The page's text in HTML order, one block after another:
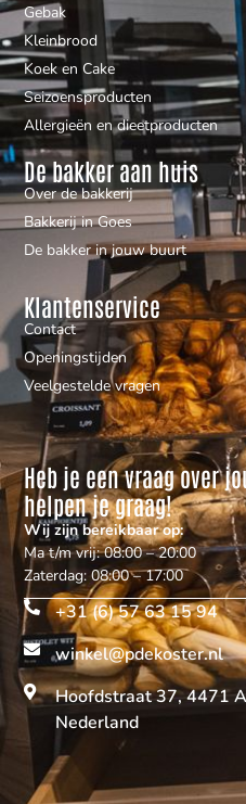
Gebak
Kleinbrood
Koek en Cake
Seizoensproducten
Allergieën en dieetproducten
De bakker aan huis
Over de bakkerij
Bakkerij in Goes
De bakker in jouw buurt
Klantenservice
Contact
Openingstijden
Veelgestelde vragen
Heb je een vraag over
helpen je graag!
Wij zijn bereikbaar op:
Ma t/m vrij: 08:00 – 20:00
Zaterdag: 08:00 – 17:00
+31 (6) 57 63 15 94
winkel@pdekoster.nl
Hoofdstraat 37, 4471
Nederland